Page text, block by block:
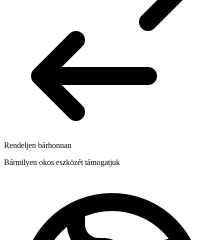
Rendeljen bárhonnan
Bármilyen okos eszközét támogatjuk